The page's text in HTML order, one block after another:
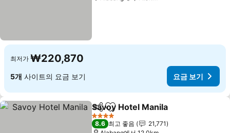
최저가 ₩220,870
5개 사이트의 요금 보기 요금 보기
공유 즐겨찾기에 추가
Savoy Hotel Manila
4 성급
8.6 최고 좋음
21,771